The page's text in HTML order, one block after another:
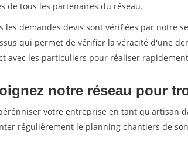
de tous les partenaires du réseau.
les demandes devis sont vérifiées par notre
qui permet de vérifier la véracité d'une
avec les particuliers pour réaliser
notre réseau pour
votre entreprise en tant qu'artisan
régulièrement le planning chantiers de